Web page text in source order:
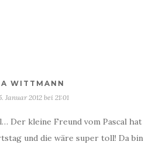
WITTMANN
Januar 2012 bei 21:01
Der kleine Freund vom Pascal hat
und die wäre super toll! Da bin